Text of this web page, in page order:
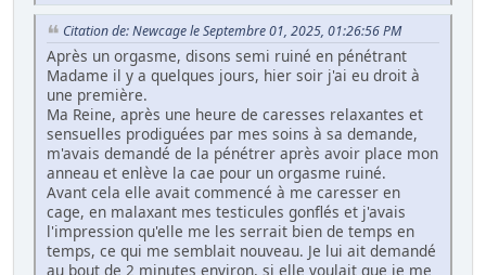
Citation de: Newcage le Septembre 01, 2025, 01:26:56 PM
Après un orgasme, disons semi ruiné en pénétrant
Madame il y a quelques jours, hier soir j'ai eu droit à
une première.
Ma Reine, après une heure de caresses relaxantes et
sensuelles prodiguées par mes soins à sa demande,
m'avais demandé de la pénétrer après avoir place mon
anneau et enlève la cae pour un orgasme ruiné.
Avant cela elle avait commencé à me caresser en
cage, en malaxant mes testicules gonflés et j'avais
l'impression qu'elle me les serrait bien de temps en
temps, ce qui me semblait nouveau. Je lui ait demandé
au bout de 2 minutes environ, si elle voulait que je me